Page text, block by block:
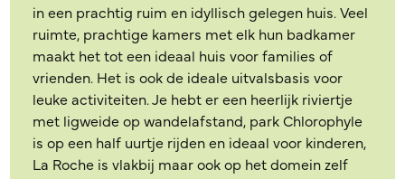
in een prachtig ruim en idyllisch gelegen huis. Veel
ruimte, prachtige kamers met elk hun badkamer
maakt het tot een ideaal huis voor families of
vrienden. Het is ook de ideale uitvalsbasis voor
leuke activiteiten. Je hebt er een heerlijk riviertje
met ligweide op wandelafstand, park Chlorophyle
is op een half uurtje rijden en ideaal voor kinderen,
La Roche is vlakbij maar ook op het domein zelf